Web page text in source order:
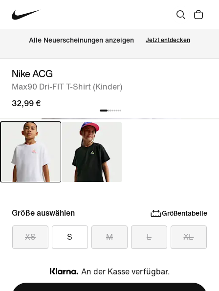
Alle Neuerscheinungen anzeigen Jetzt entdecken
Nike ACG
Max90 Dri-FIT T-Shirt (Kinder)
32,99 €
Größe auswählen Größentabelle
XS S M L XL
Klarna
An der Kasse verfügbar.